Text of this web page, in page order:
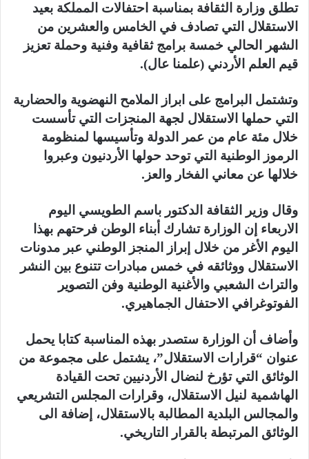
تطلق وزارة الثقافة بمناسبة احتفالات المملكة بعيد
الاستقلال التي تصادف في الخامس والعشرين من
الشهر الحالي خمسة برامج ثقافية وفنية وحملة تعزيز
قيم العلم الأردني (علمنا عال).
وتشتمل البرامج على ابراز الملامح النهضوية والحضارية
التي حملها الاستقلال لجهة المنجزات التي تأسست
خلال مئة عام من عمر الدولة وتأسيسها لمنظومة
الرموز الوطنية التي توحد حولها الأردنيون وعبروا
خلالها عن معاني الفخار والعز.
وقال وزير الثقافة الدكتور باسم الطويسي اليوم
الاربعاء إن الوزارة تشارك أبناء الوطن فرحتهم بهذا
اليوم الأغر من خلال إبراز المنجز الوطني عبر مدونات
الاستقلال ووثائقه في خمس مبادرات تتنوع بين النشر
والتراث الشعبي والأغنية الوطنية وفن التصوير
الفوتوغرافي الاحتفال الجماهيري.
وأضاف أن الوزارة ستصدر بهذه المناسبة كتابا يحمل
عنوان “قرارات الاستقلال”، يشتمل على مجموعة من
الوثائق التي تؤرخ لنضال الأردنيين تحت القيادة
الهاشمية لنيل الاستقلال، وقرارات المجلس التشريعي
والمجالس البلدية المطالبة بالاستقلال، إضافة الى
الوثائق المرتبطة بالقرار التاريخي.